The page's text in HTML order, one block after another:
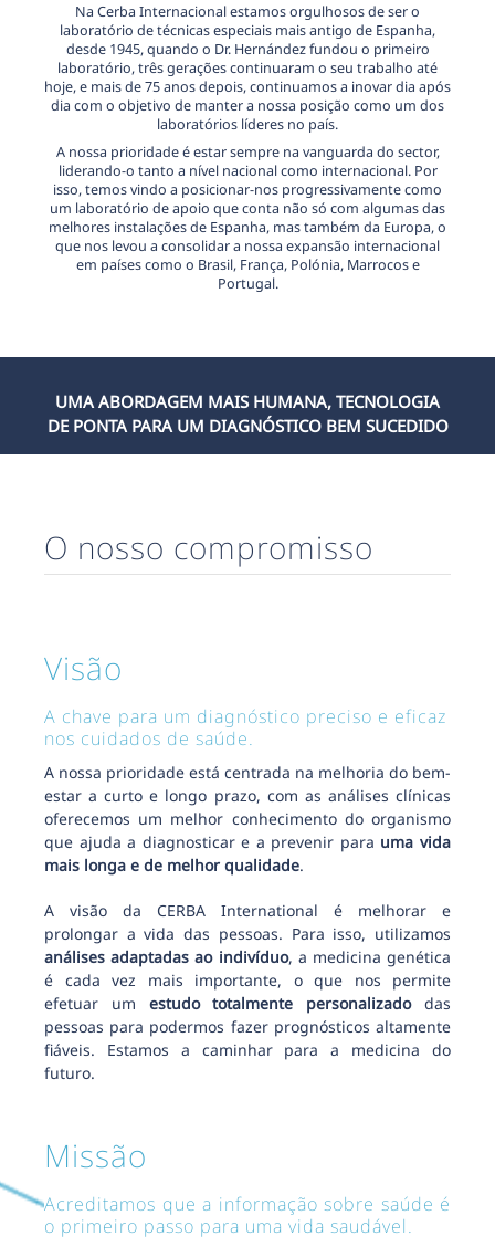
Na Cerba Internacional estamos orgulhosos de ser o
laboratório de técnicas especiais mais antigo de Espanha,
desde 1945, quando o Dr. Hernández fundou o primeiro
laboratório, três gerações continuaram o seu trabalho até
hoje, e mais de 75 anos depois, continuamos a inovar dia após
dia com o objetivo de manter a nossa posição como um dos
laboratórios líderes no país.
A nossa prioridade é estar sempre na vanguarda do sector,
liderando-o tanto a nível nacional como internacional. Por
isso, temos vindo a posicionar-nos progressivamente como
um laboratório de apoio que conta não só com algumas das
melhores instalações de Espanha, mas também da Europa, o
que nos levou a consolidar a nossa expansão internacional
em países como o Brasil, França, Polónia, Marrocos e
Portugal.
UMA ABORDAGEM MAIS HUMANA, TECNOLOGIA
DE PONTA PARA UM DIAGNÓSTICO BEM SUCEDIDO
O nosso compromisso
Visão
A chave para um diagnóstico preciso e eficaz
nos cuidados de saúde.
A nossa prioridade está centrada na melhoria do bem-
estar a curto e longo prazo, com as análises clínicas
oferecemos um melhor conhecimento do organismo
que ajuda a diagnosticar e a prevenir para uma vida
mais longa e de melhor qualidade.
A visão da CERBA International é melhorar e
prolongar a vida das pessoas. Para isso, utilizamos
análises adaptadas ao indivíduo, a medicina genética
é cada vez mais importante, o que nos permite
efetuar um estudo totalmente personalizadodas
pessoas para podermos fazer prognósticos altamente
fiáveis. Estamos a caminhar para a medicina do
futuro.
Missão
Acreditamos que a informação sobre saúde é
o primeiro passo para uma vida saudável.